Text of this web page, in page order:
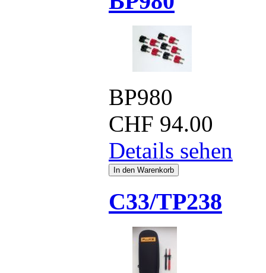
BP980
CHF 94.00
Details sehen
C33/TP238